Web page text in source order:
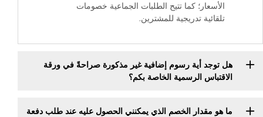
الأسعار؛ كما تتيح الطلبات الجماعية خصومات
تلقائية تدريجية للمشترين.
هل توجد أية رسوم إضافية غير مذكورة صراحةً في ورقة
الاقتباس الرسمية الخاصة بكم؟
ما هو مقدار الخصم الذي يمكنني الحصول عليه عند طلب دفعة